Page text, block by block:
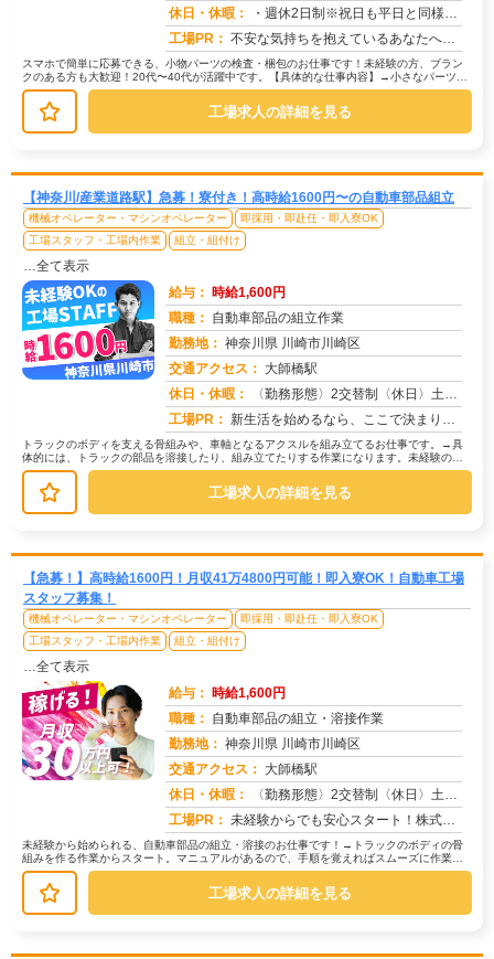
休日・休暇：
・週休2日制※祝日も平日と同様出勤日
工場PR： 不安な気持ちを抱えているあなたへ。株式会社京栄センターでは、未経験の方でも安心してスタートできる環境を整えています...
スマホで簡単に応募できる、小物パーツの検査・梱包のお仕事です！未経験の方、ブラン
クのある方も大歓迎！20代〜40代が活躍中です。【具体的な仕事内容】→小さなパーツを
目で見てチェックします。→不良...
工場求人の詳細を見る
【神奈川/産業道路駅】急募！寮付き！高時給1600円〜の自動車部品組立
機械オペレーター・マシンオペレーター
即採用・即赴任・即入寮OK
工場スタッフ・工場内作業
組立・組付け
…全て表示
給与： 時給1,600円
職種： 自動車部品の組立作業
勤務地： 神奈川県 川崎市川崎区
交通アクセス： 大師橋駅
休日・休暇：
〈勤務形態〉2交替制〈休日〉土日(週休２日制)★ＧＷ★夏季休暇★冬季休暇★年末年始
工場PR： 新生活を始めるなら、ここで決まり！→初期費用0円の家具付き個室寮をご用意！テレビ、エアコン、冷蔵庫など生活に必要な...
トラックのボディを支える骨組みや、車軸となるアクスルを組み立てるお仕事です。→具
体的には、トラックの部品を溶接したり、組み立てたりする作業になります。未経験の方
でも安心して始められるよう、研修制...
工場求人の詳細を見る
【急募！】高時給1600円！月収41万4800円可能！即入寮OK！自動車工場
スタッフ募集！
機械オペレーター・マシンオペレーター
即採用・即赴任・即入寮OK
工場スタッフ・工場内作業
組立・組付け
…全て表示
給与： 時給1,600円
職種： 自動車部品の組立・溶接作業
勤務地： 神奈川県 川崎市川崎区
交通アクセス： 大師橋駅
休日・休暇：
〈勤務形態〉2交替制〈休日〉土日(週休２日制)★ＧＷ★夏季休暇★冬季休暇★年末年始
工場PR： 未経験からでも安心スタート！株式会社京栄センターで新しい一歩を踏み出してみませんか？→ 経験や資格は一切不問です！...
未経験から始められる、自動車部品の組立・溶接のお仕事です！→トラックのボディの骨
組みを作る作業からスタート。マニュアルがあるので、手順を覚えればスムーズに作業で
きます。→次に、トラックのアクスル...
工場求人の詳細を見る